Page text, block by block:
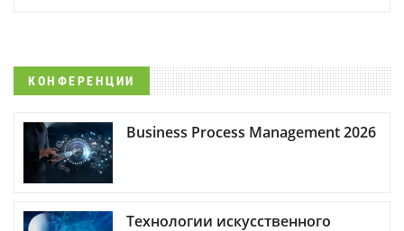
КОНФЕРЕНЦИИ
Business Process Management 2026
Технологии искусственного